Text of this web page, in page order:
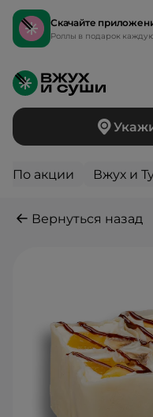
Скачайте
Роллы в подарок
По акции Вжух и
Вернуться назад